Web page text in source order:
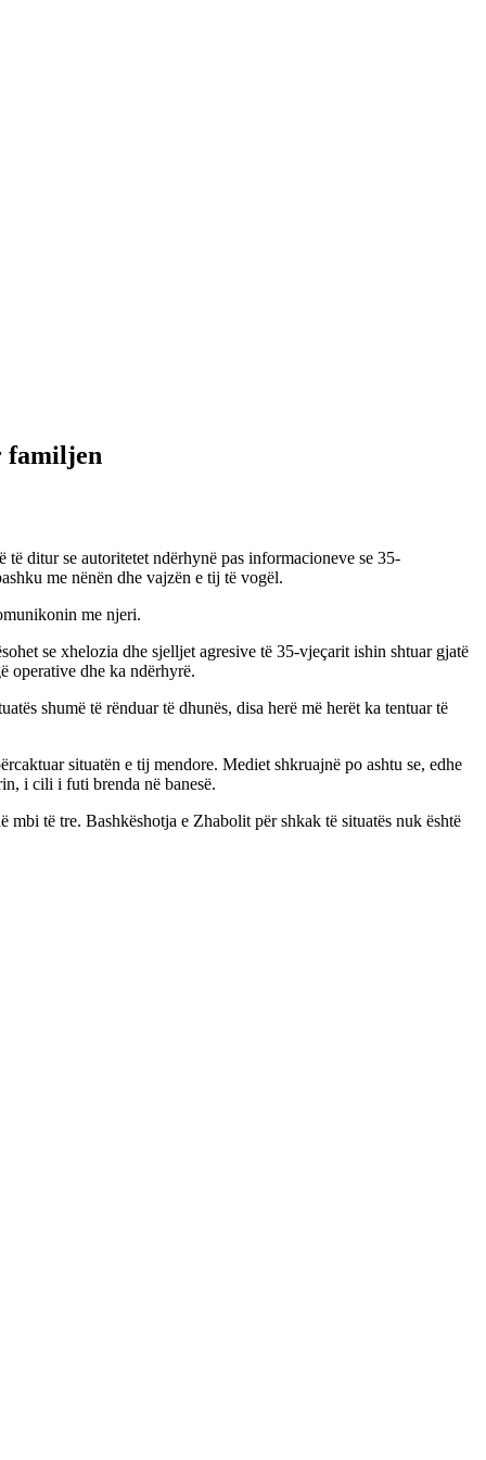
familjen
ditur se autoritetet ndërhynë pas informacioneve se 35-
me nënën dhe vajzën e tij të vogël.
me njeri.
se xhelozia dhe sjelljet agresive të 35-vjeçarit ishin shtuar gjatë
operative dhe ka ndërhyrë.
shumë të rënduar të dhunës, disa herë më herët ka tentuar të
situatën e tij mendore. Mediet shkruajnë po ashtu se, edhe
i cili i futi brenda në banesë.
të tre. Bashkëshotja e Zhabolit për shkak të situatës nuk është